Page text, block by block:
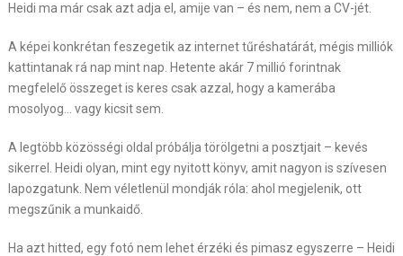
Heidi ma már csak azt adja el, amije van – és nem, nem a CV-jét.
A képei konkrétan feszegetik az internet tűréshatárát, mégis milliók
kattintanak rá nap mint nap. Hetente akár 7 millió forintnak
megfelelő összeget is keres csak azzal, hogy a kamerába
mosolyog… vagy kicsit sem.
A legtöbb közösségi oldal próbálja törölgetni a posztjait – kevés
sikerrel. Heidi olyan, mint egy nyitott könyv, amit nagyon is szívesen
lapozgatunk. Nem véletlenül mondják róla: ahol megjelenik, ott
megszűnik a munkaidő.
Ha azt hitted, egy fotó nem lehet érzéki és pimasz egyszerre – Heidi